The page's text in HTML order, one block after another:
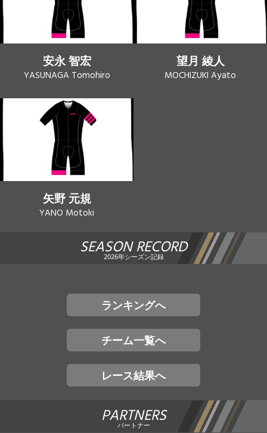
安永 智宏
YASUNAGA Tomohiro
望月 綾人
MOCHIZUKI Ayato
矢野 元規
YANO Motoki
SEASON RECORD
2026年シーズン記録
ランキングへ
チーム一覧へ
レース結果へ
PARTNERS
パートナー